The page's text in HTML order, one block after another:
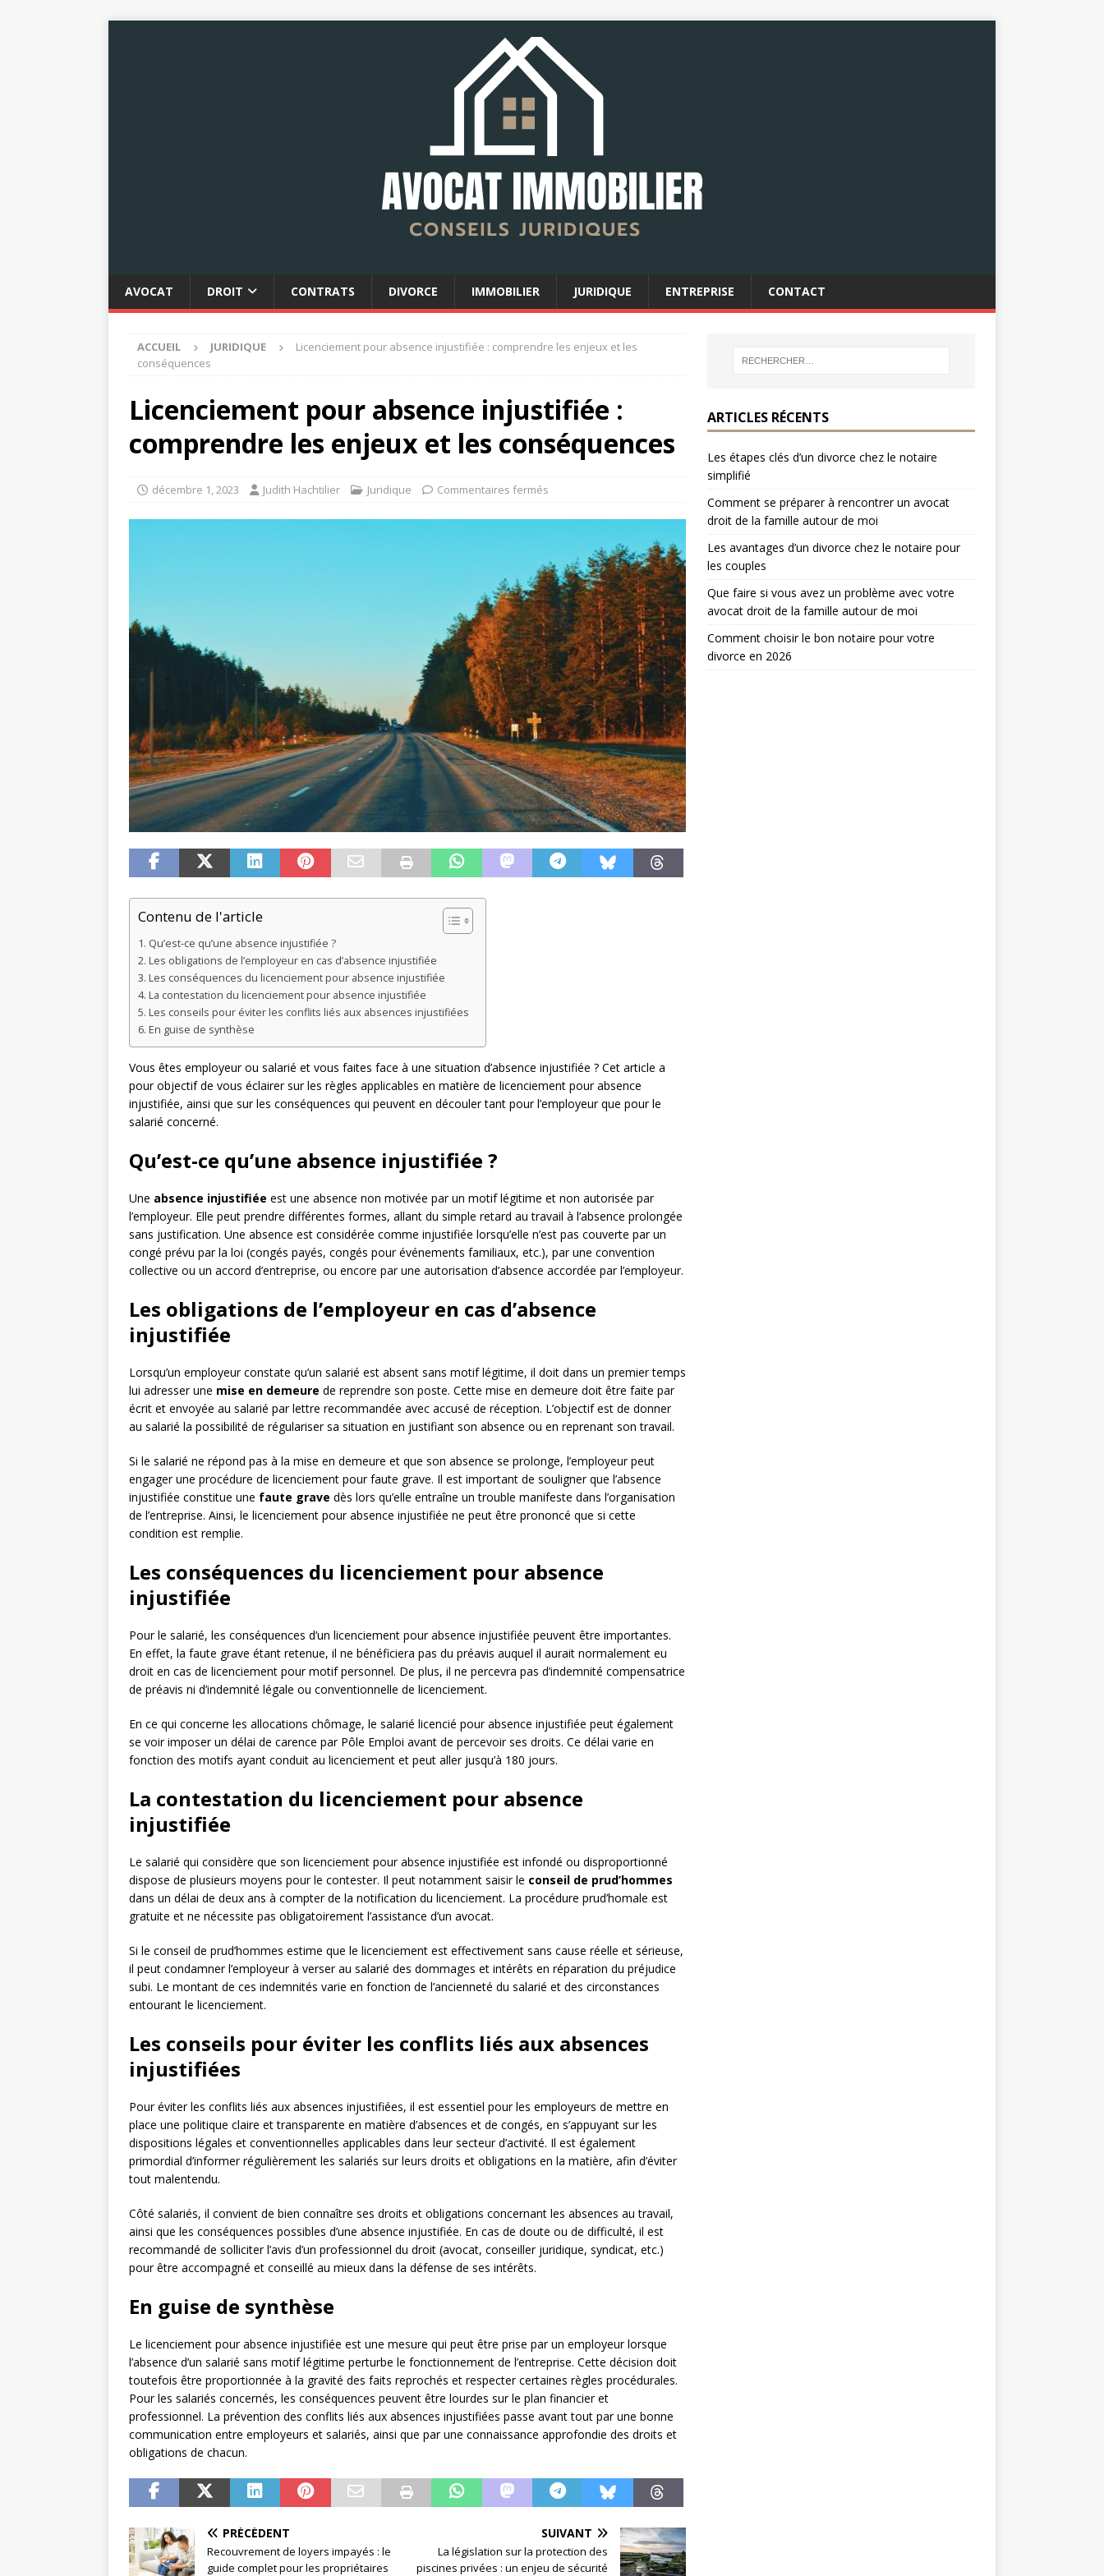
AVOCAT DROIT CONTRATS DIVORCE IMMOBILIER JURIDIQUE ENTREPRISE CONTACT
ACCUEIL JURIDIQUE
Licenciement pour absence injustifiée : comprendre les enjeux et les
conséquences
Licenciement pour absence injustifiée :
comprendre les enjeux et les conséquences
décembre 1, 2023 Judith Hachtilier Juridique Commentaires fermés
Contenu de l'article
Qu’est-ce qu’une absence injustifiée ?
Les obligations de l’employeur en cas d’absence injustifiée
Les conséquences du licenciement pour absence injustifiée
La contestation du licenciement pour absence injustifiée
Les conseils pour éviter les conflits liés aux absences injustifiées
En guise de synthèse
Vous êtes employeur ou salarié et vous faites face à une situation d’absence injustifiée ? Cet article a
pour objectif de vous éclairer sur les règles applicables en matière de licenciement pour absence
injustifiée, ainsi que sur les conséquences qui peuvent en découler tant pour l’employeur que pour le
salarié concerné.
Qu’est-ce qu’une absence injustifiée ?
Une absence injustifiée est une absence non motivée par un motif légitime et non autorisée par
l’employeur. Elle peut prendre différentes formes, allant du simple retard au travail à l’absence prolongée
sans justification. Une absence est considérée comme injustifiée lorsqu’elle n’est pas couverte par un
congé prévu par la loi (congés payés, congés pour événements familiaux, etc.), par une convention
collective ou un accord d’entreprise, ou encore par une autorisation d’absence accordée par l’employeur.
Les obligations de l’employeur en cas d’absence
injustifiée
Lorsqu’un employeur constate qu’un salarié est absent sans motif légitime, il doit dans un premier temps
lui adresser une mise en demeure de reprendre son poste. Cette mise en demeure doit être faite par
écrit et envoyée au salarié par lettre recommandée avec accusé de réception. L’objectif est de donner
au salarié la possibilité de régulariser sa situation en justifiant son absence ou en reprenant son travail.
Si le salarié ne répond pas à la mise en demeure et que son absence se prolonge, l’employeur peut
engager une procédure de licenciement pour faute grave. Il est important de souligner que l’absence
injustifiée constitue une faute grave dès lors qu’elle entraîne un trouble manifeste dans l’organisation
de l’entreprise. Ainsi, le licenciement pour absence injustifiée ne peut être prononcé que si cette
condition est remplie.
Les conséquences du licenciement pour absence
injustifiée
Pour le salarié, les conséquences d’un licenciement pour absence injustifiée peuvent être importantes.
En effet, la faute grave étant retenue, il ne bénéficiera pas du préavis auquel il aurait normalement eu
droit en cas de licenciement pour motif personnel. De plus, il ne percevra pas d’indemnité compensatrice
de préavis ni d’indemnité légale ou conventionnelle de licenciement.
En ce qui concerne les allocations chômage, le salarié licencié pour absence injustifiée peut également
se voir imposer un délai de carence par Pôle Emploi avant de percevoir ses droits. Ce délai varie en
fonction des motifs ayant conduit au licenciement et peut aller jusqu’à 180 jours.
La contestation du licenciement pour absence
injustifiée
Le salarié qui considère que son licenciement pour absence injustifiée est infondé ou disproportionné
dispose de plusieurs moyens pour le contester. Il peut notamment saisir le conseil de prud’hommes
dans un délai de deux ans à compter de la notification du licenciement. La procédure prud’homale est
gratuite et ne nécessite pas obligatoirement l’assistance d’un avocat.
Si le conseil de prud’hommes estime que le licenciement est effectivement sans cause réelle et sérieuse,
il peut condamner l’employeur à verser au salarié des dommages et intérêts en réparation du préjudice
subi. Le montant de ces indemnités varie en fonction de l’ancienneté du salarié et des circonstances
entourant le licenciement.
Les conseils pour éviter les conflits liés aux absences
injustifiées
Pour éviter les conflits liés aux absences injustifiées, il est essentiel pour les employeurs de mettre en
place une politique claire et transparente en matière d’absences et de congés, en s’appuyant sur les
dispositions légales et conventionnelles applicables dans leur secteur d’activité. Il est également
primordial d’informer régulièrement les salariés sur leurs droits et obligations en la matière, afin d’éviter
tout malentendu.
Côté salariés, il convient de bien connaître ses droits et obligations concernant les absences au travail,
ainsi que les conséquences possibles d’une absence injustifiée. En cas de doute ou de difficulté, il est
recommandé de solliciter l’avis d’un professionnel du droit (avocat, conseiller juridique, syndicat, etc.)
pour être accompagné et conseillé au mieux dans la défense de ses intérêts.
En guise de synthèse
Le licenciement pour absence injustifiée est une mesure qui peut être prise par un employeur lorsque
l’absence d’un salarié sans motif légitime perturbe le fonctionnement de l’entreprise. Cette décision doit
toutefois être proportionnée à la gravité des faits reprochés et respecter certaines règles procédurales.
Pour les salariés concernés, les conséquences peuvent être lourdes sur le plan financier et
professionnel. La prévention des conflits liés aux absences injustifiées passe avant tout par une bonne
communication entre employeurs et salariés, ainsi que par une connaissance approfondie des droits et
obligations de chacun.
PRÉCÉDENT
Recouvrement de loyers impayés : le
guide complet pour les propriétaires
SUIVANT
La législation sur la protection des
piscines privées : un enjeu de sécurité
ARTICLES RÉCENTS
Les étapes clés d’un divorce chez le notaire
simplifié
Comment se préparer à rencontrer un avocat
droit de la famille autour de moi
Les avantages d’un divorce chez le notaire pour
les couples
Que faire si vous avez un problème avec votre
avocat droit de la famille autour de moi
Comment choisir le bon notaire pour votre
divorce en 2026